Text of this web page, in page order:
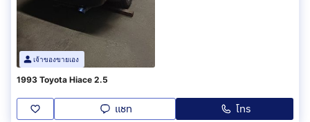
เจ้าของขายเอง
1993 Toyota Hiace 2.5
แชท โทร